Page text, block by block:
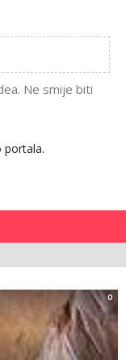
Ne smije biti
portala.
0